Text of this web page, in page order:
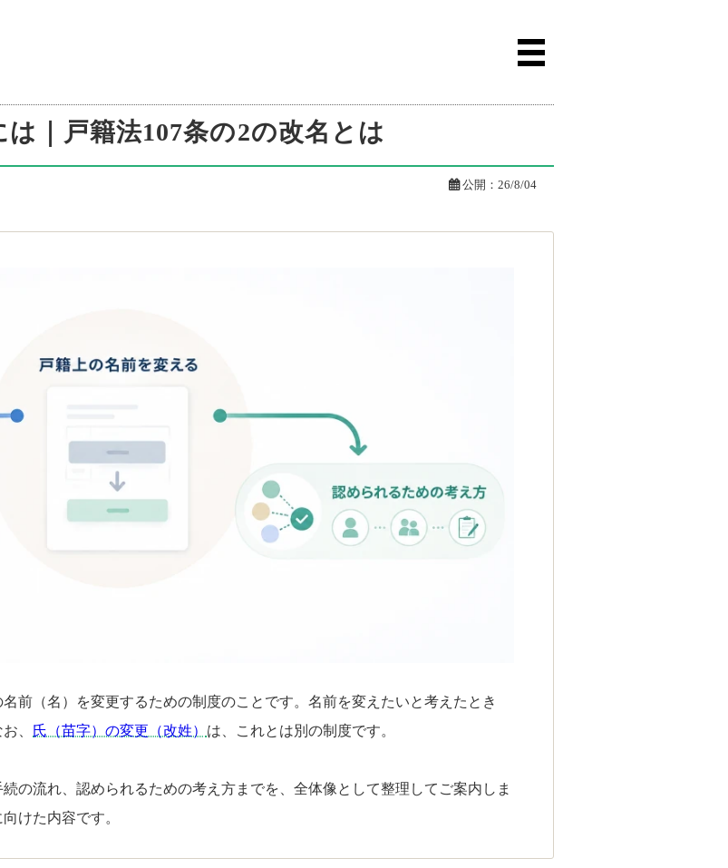
｜戸籍法107条の2の改名とは
公開： 26/8/04
前（名）を変更するための制度のことです。名前を変えたいと考えたとき
、 氏（苗字）の変更（改姓） は、これとは別の制度です。
の流れ、認められるための考え方までを、全体像として整理してご案内しま
けた内容です。